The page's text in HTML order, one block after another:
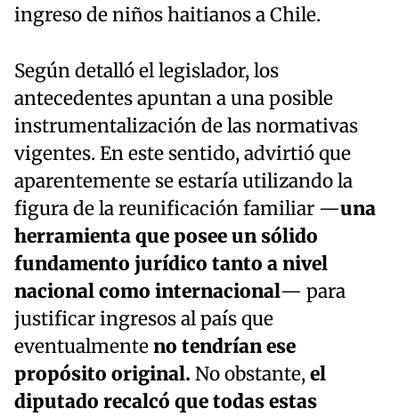
ingreso de niños haitianos a Chile.
Según detalló el legislador, los
antecedentes apuntan a una posible
instrumentalización de las normativas
vigentes. En este sentido, advirtió que
aparentemente se estaría utilizando la
figura de la reunificación familiar —una
herramienta que posee un sólido
fundamento jurídico tanto a nivel
nacional como internacional— para
justificar ingresos al país que
eventualmenteno tendrían ese
propósito original. No obstante,el
diputado recalcó que todas estas